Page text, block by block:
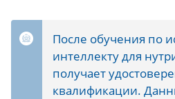
После обучения по
интеллекту для
получает
квалификации.